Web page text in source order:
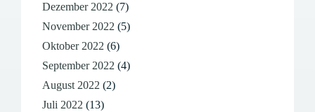
Dezember 2022 (7)
November 2022 (5)
Oktober 2022 (6)
September 2022 (4)
August 2022 (2)
Juli 2022 (13)